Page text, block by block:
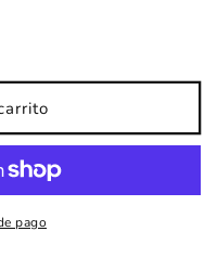
pago